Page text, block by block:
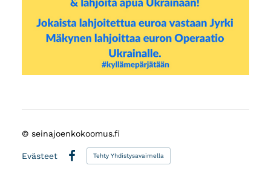
© seinajoenkokoomus.fi
Evästeet
Facebook
Tehty Yhdistysavaimella